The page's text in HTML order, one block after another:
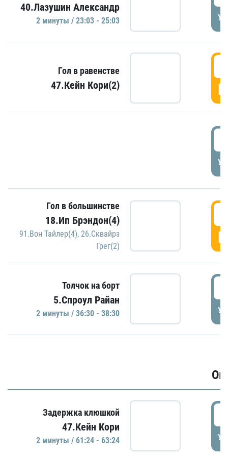
40.Лазушин Александр
2 минуты / 23:03 - 25:03
Гол в равенстве
47.Кейн Кори(2)
Гол в большинстве
18.Ип Брэндон(4)
91.Вон Тайлер(4), 26.Сквайрз
Грег(2)
Толчок на борт
5.Спроул Райан
2 минуты / 36:30 - 38:30
Задержка клюшкой
47.Кейн Кори
2 минуты / 61:24 - 63:24